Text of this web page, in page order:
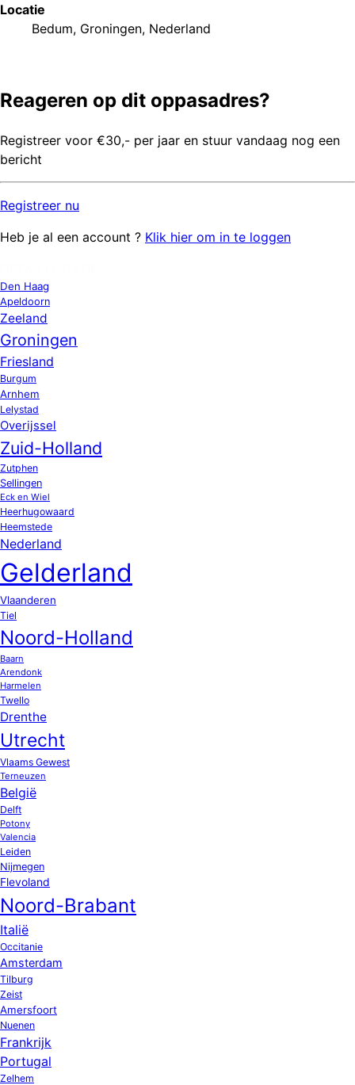
Locatie
Bedum, Groningen, Nederland
Reageren op dit oppasadres?
Registreer voor €30,- per jaar en stuur vandaag nog een
bericht
Registreer nu
Heb je al een account ? Klik hier om in te loggen
Den Haag
Apeldoorn
Zeeland
Groningen
Friesland
Burgum
Arnhem
Lelystad
Overijssel
Zuid-Holland
Zutphen
Sellingen
Eck en Wiel
Heerhugowaard
Heemstede
Nederland
Gelderland
Vlaanderen
Tiel
Noord-Holland
Baarn
Arendonk
Harmelen
Twello
Drenthe
Utrecht
Vlaams Gewest
Terneuzen
België
Delft
Potony
Valencia
Leiden
Nijmegen
Flevoland
Noord-Brabant
Italië
Occitanie
Amsterdam
Tilburg
Zeist
Amersfoort
Nuenen
Frankrijk
Portugal
Zelhem